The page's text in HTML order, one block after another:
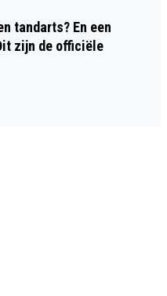
tandarts? En een
zijn de officiële